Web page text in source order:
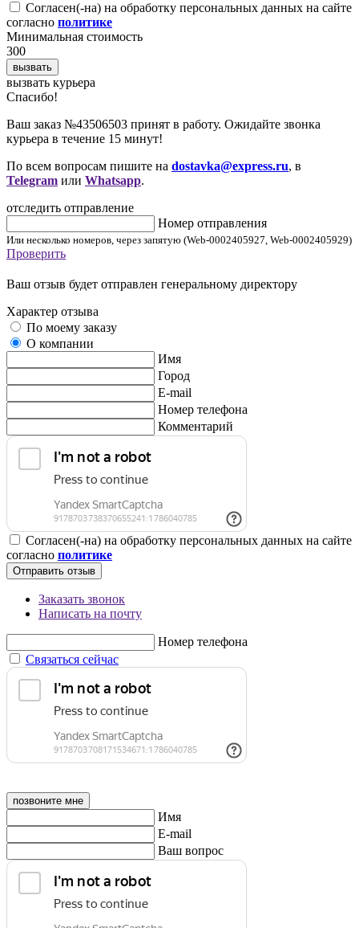
Согласен(-на) на обработку персональных данных на сайте
согласно политике
Минимальная стоимость
300
вызвать
вызвать курьера
Cпасибо!
Ваш заказ №43506503 принят в работу. Ожидайте звонка
курьера в течение 15 минут!
По всем вопросам пишите на dostavka@express.ru, в
Telegram или Whatsapp.
отследить отправление
Номер отправления
Или несколько номеров, через запятую (Web-0002405927, Web-0002405929)
Проверить
Ваш отзыв будет отправлен генеральному директору
Характер отзыва
По моему заказу
О компании
Имя
Город
E-mail
Номер телефона
Комментарий
Согласен(-на) на обработку персональных данных на сайте
согласно политике
Отправить отзыв
Заказать звонок
Написать на почту
Номер телефона
Связаться сейчас
позвоните мне
Имя
E-mail
Ваш вопрос